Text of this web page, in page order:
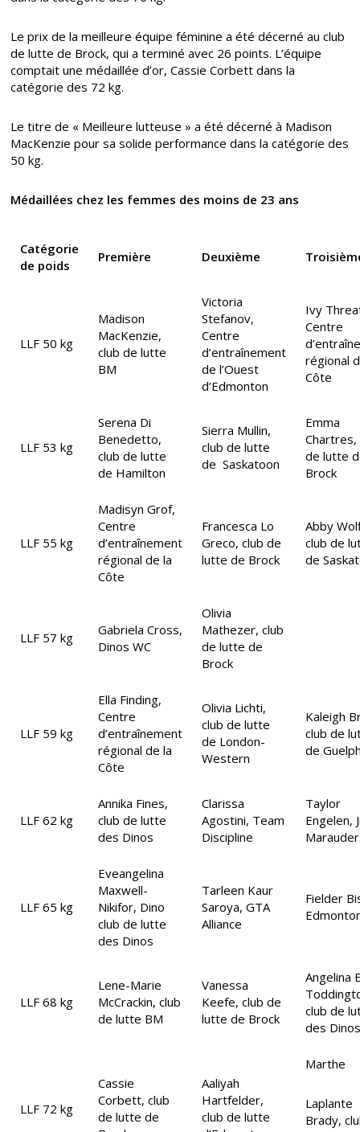
Le prix de la meilleure équipe féminine a été décerné au club
de lutte de Brock, qui a terminé avec 26 points. L’équipe
comptait une médaillée d’or, Cassie Corbett dans la
catégorie des 72 kg.
Le titre de « Meilleure lutteuse » a été décerné à Madison
MacKenzie pour sa solide performance dans la catégorie des
50 kg.
Médaillées chez les femmes des moins de 23 ans
Catégorie
de poids
Première Deuxième
LLF 50 kg
Madison
MacKenzie,
club de lutte
BM
Victoria
Stefanov,
Centre
d’entraînement
de l’Ouest
d’Edmonton
Ivy
Centre
régional
Côte
LLF 53 kg
Serena Di
Benedetto,
club de lutte
de Hamilton
Sierra Mullin,
club de lutte
de Saskatoon
Emma
Chartres,
de lutte
Brock
LLF 55 kg
Madisyn Grof,
Centre
d’entraînement
régional de la
Côte
Francesca Lo
Greco, club de
lutte de Brock
Abby
club de
de
LLF 57 kg
Gabriela Cross,
Dinos WC
Olivia
Mathezer, club
de lutte de
Brock
LLF 59 kg
Ella Finding,
Centre
d’entraînement
régional de la
Côte
Olivia Lichti,
club de lutte
de London-
Western
Kaleigh
club de
de
LLF 62 kg
Annika Fines,
club de lutte
des Dinos
Clarissa
Agostini, Team
Discipline
Taylor
Engelen,
LLF 65 kg
Eveangelina
Maxwell-
Nikifor, Dino
club de lutte
des Dinos
Tarleen Kaur
Saroya, GTA
Alliance
Fielder
LLF 68 kg
Lene-Marie
McCrackin, club
de lutte BM
Vanessa
Keefe, club de
lutte de Brock
Angelina
club de
des
LLF 72 kg
Cassie
Corbett, club
de lutte de
Aaliyah
Hartfelder,
club de lutte
Marthe
Laplante
Brady,